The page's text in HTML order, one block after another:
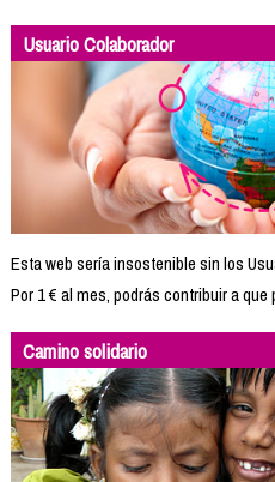
Usuario Colaborador
Esta web sería insostenible sin los
Por 1 € al mes, podrás contribuir a
Camino solidario